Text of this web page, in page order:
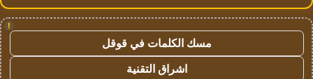
!
مسك الكلمات في قوقل
اشراق التقنية